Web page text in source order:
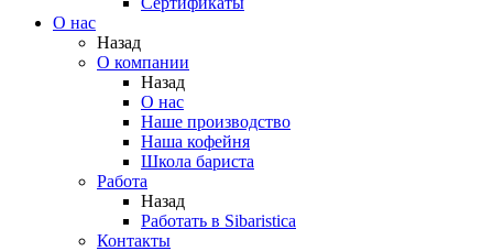
О нас
Назад
O компании
Назад
О нас
Наше производство
Наша кофейня
Школа бариста
Работа
Назад
Работать в Sibaristica
Контакты